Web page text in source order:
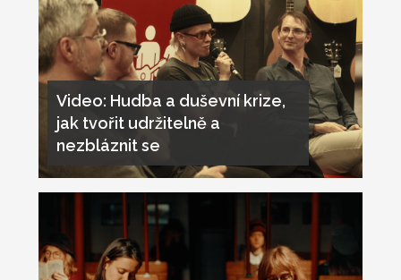
Video: Hudba a duševní krize,
jak tvořit udržitelně a
nezbláznit se